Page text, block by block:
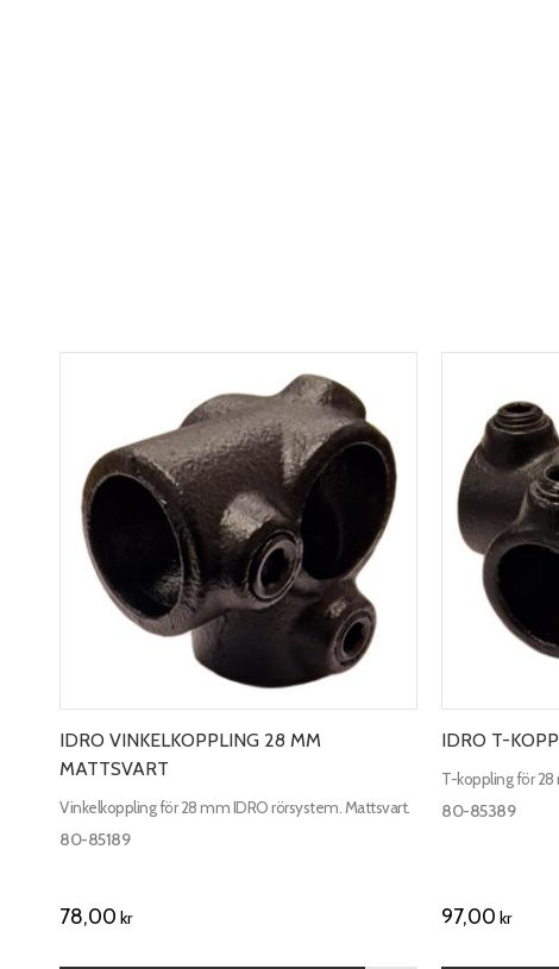
IDRO VINKELKOPPLING 28 MM
MATTSVART
Vinkelkoppling för 28 mm IDRO rörsystem. Mattsvart.
80-85189
78,00 kr
IDRO T-
T-koppling för 28
80-85389
97,00 kr